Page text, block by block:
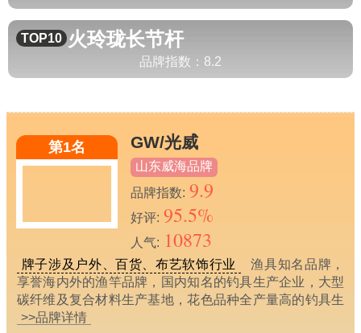
TOP10 火玲珑长节杆
品牌指数： 8.2
第1名 GW/光威
山东威海品牌
品牌指数: 9.9
好评: 95.5%
人气: 10873
牌子涉及户外、百货、布艺软饰行业
渔具知名品牌，
享誉海内外的渔竿品牌，国内知名的钓具生产企业，大型
碳纤维及复合材料生产基地，花色品种全产量高的钓具生
>>品牌详情